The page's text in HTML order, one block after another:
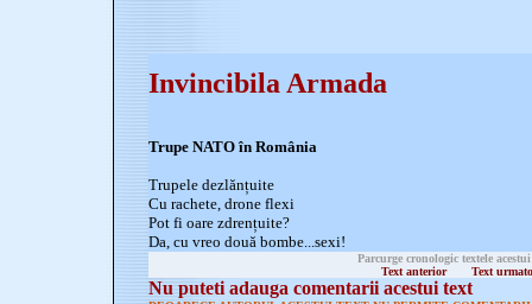
Invincibila Armada
Trupe NATO în România
Trupele dezlănțuite
Cu rachete, drone flexi
Pot fi oare zdrențuite?
Da, cu vreo două bombe...sexi!
Parcurge cronologic textele
Text anterior
Text
Nu puteti adauga comentarii acestui text